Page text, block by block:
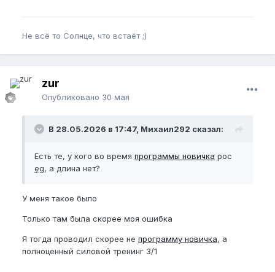
Не всё то Солнце, что встаёт ;)
zur
Опубликовано 30 мая
В 28.05.2026 в 17:47, Михаил292 сказал:
Есть те, у кого во время программы новичка рос
eg, а длина нет?
У меня такое было
Только там была скорее моя ошибка
Я тогда проводил скорее не программу новичка, а
полноценный силовой тренинг 3/1